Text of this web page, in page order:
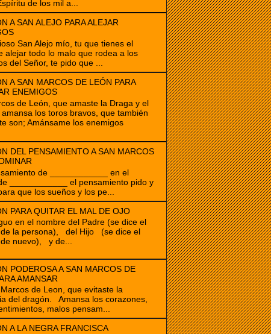
de los mil a...
A SAN ALEJO PARA ALEJAR
San Alejo mío, tu que tienes el
alejar todo lo malo que rodea a los
del Señor, te pido que ...
A SAN MARCOS DE LEÓN PARA
ENEMIGOS
de León, que amaste la Draga y el
amansa los toros bravos, que también
son; Amánsame los enemigos
DEL PENSAMIENTO A SAN MARCOS
de ____________ en el
____________ el pensamiento pido y
que los sueños y los pe...
PARA QUITAR EL MAL DE OJO
en el nombre del Padre (se dice el
de la persona), del Hijo (se dice el
de nuevo), y de...
PODEROSA A SAN MARCOS DE
AMANSAR
de Leon, que evitaste la
del dragón. Amansa los corazones,
malos pensam...
A LA NEGRA FRANCISCA